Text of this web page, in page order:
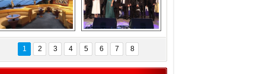
MSC'den 55 milyon
euroluk turizm geliri
müjdesi
5. Bosphorus Ship
Brokers Dinner,
İstanbul’da yapıldı
1 2 3 4 5 6 7 8